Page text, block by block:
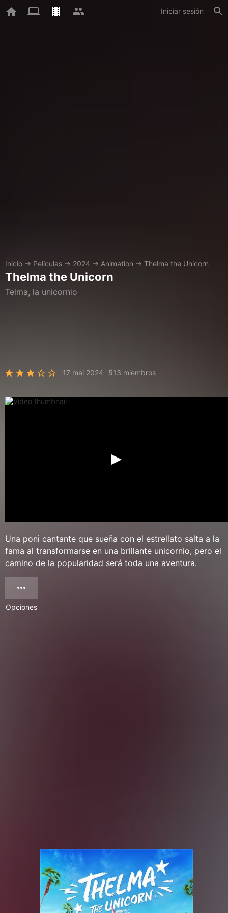
Iniciar sesión
Inicio → Películas → 2024 → Animation → Thelma the Unicorn
Thelma the Unicorn
Telma, la unicornio
17 mai 2024 513 miembros
Una poni cantante que sueña con el estrellato salta a la
fama al transformarse en una brillante unicornio, pero el
camino de la popularidad será toda una aventura.
Opciones